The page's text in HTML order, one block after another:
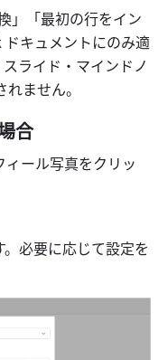
」「最初の行をイン
キュメントにのみ適
ライド・マインドノ
ません。
合
ール写真をクリッ
必要に応じて設定を